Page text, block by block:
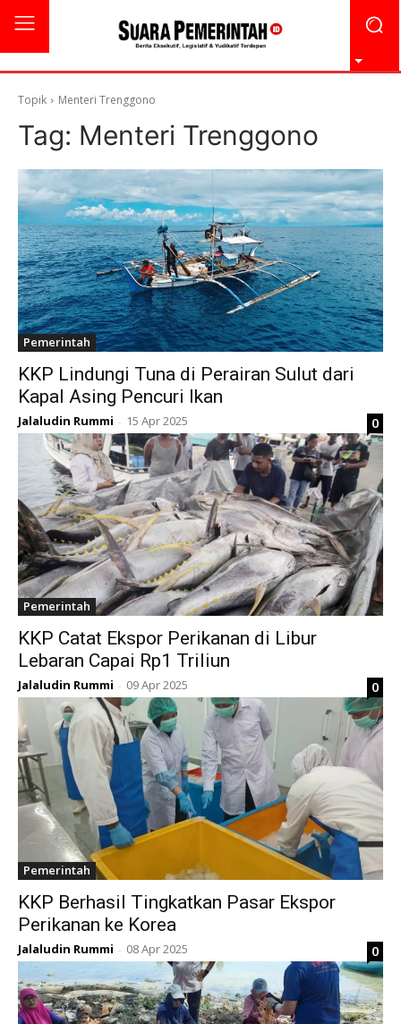
Topik Menteri Trenggono
Tag: Menteri Trenggono
Pemerintah
KKP Lindungi Tuna di Perairan Sulut dari
Kapal Asing Pencuri Ikan
Jalaludin Rummi - 15 Apr 2025 0
Pemerintah
KKP Catat Ekspor Perikanan di Libur
Lebaran Capai Rp1 Triliun
Jalaludin Rummi - 09 Apr 2025 0
Pemerintah
KKP Berhasil Tingkatkan Pasar Ekspor
Perikanan ke Korea
Jalaludin Rummi - 08 Apr 2025 0